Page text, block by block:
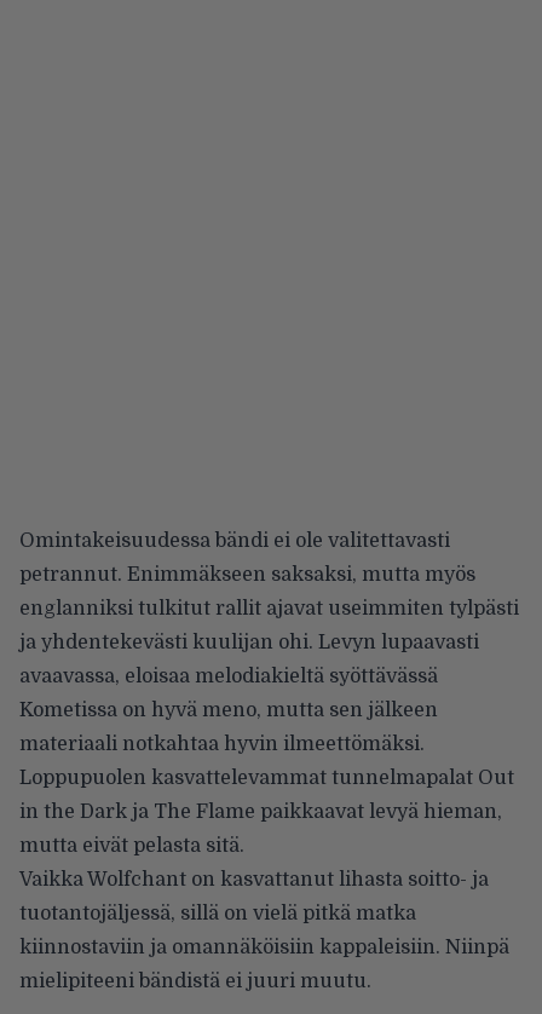
Omintakeisuudessa bändi ei ole valitettavasti
petrannut. Enimmäkseen saksaksi, mutta myös
englanniksi tulkitut rallit ajavat useimmiten tylpästi
ja yhdentekevästi kuulijan ohi. Levyn lupaavasti
avaavassa, eloisaa melodiakieltä syöttävässä
Kometissa on hyvä meno, mutta sen jälkeen
materiaali notkahtaa hyvin ilmeettömäksi.
Loppupuolen kasvattelevammat tunnelmapalat Out
in the Dark ja The Flame paikkaavat levyä hieman,
mutta eivät pelasta sitä.
Vaikka Wolfchant on kasvattanut lihasta soitto- ja
tuotantojäljessä, sillä on vielä pitkä matka
kiinnostaviin ja omannäköisiin kappaleisiin. Niinpä
mielipiteeni bändistä ei juuri muutu.